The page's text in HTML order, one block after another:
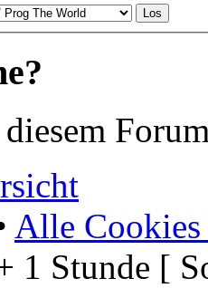
Alle Cookies
1 Stunde [